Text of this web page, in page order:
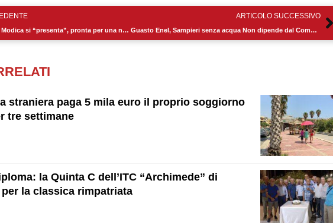
La Pro volley Team Modica si “presenta”, pronta per una nuova stagione tutta da vivere
ARTICOLO SUCCESSIVO
Guasto Enel, Sampieri senza acqua Non dipende dal Comune di Scicli
straniera paga 5 mila euro il proprio soggiorno
tre settimane
la Quinta C dell’ITC “Archimede” di
la classica rimpatriata